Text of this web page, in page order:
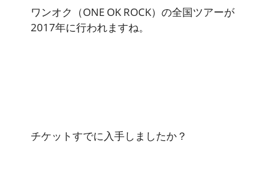
ワンオク（ONE OK ROCK）の全国ツアーが
2017年に行われますね。
チケットすでに入手しましたか？